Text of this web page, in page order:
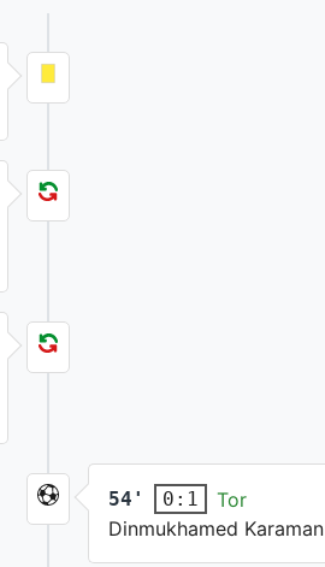
54' 0:1
Tor
Dinmukhamed Karaman